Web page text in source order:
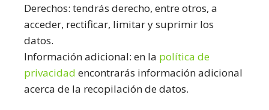
Derechos: tendrás derecho, entre otros, a
acceder, rectificar, limitar y suprimir los
datos.
Información adicional: en la política de
privacidad encontrarás información adicional
acerca de la recopilación de datos.